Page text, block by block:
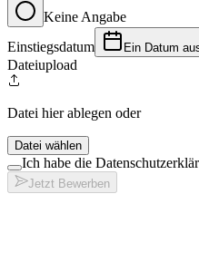
Keine Angabe
Einstiegsdatum
Ein Datum
Dateiupload
Datei hier ablegen oder
Datei wählen
Ich habe die
Jetzt Bewerben